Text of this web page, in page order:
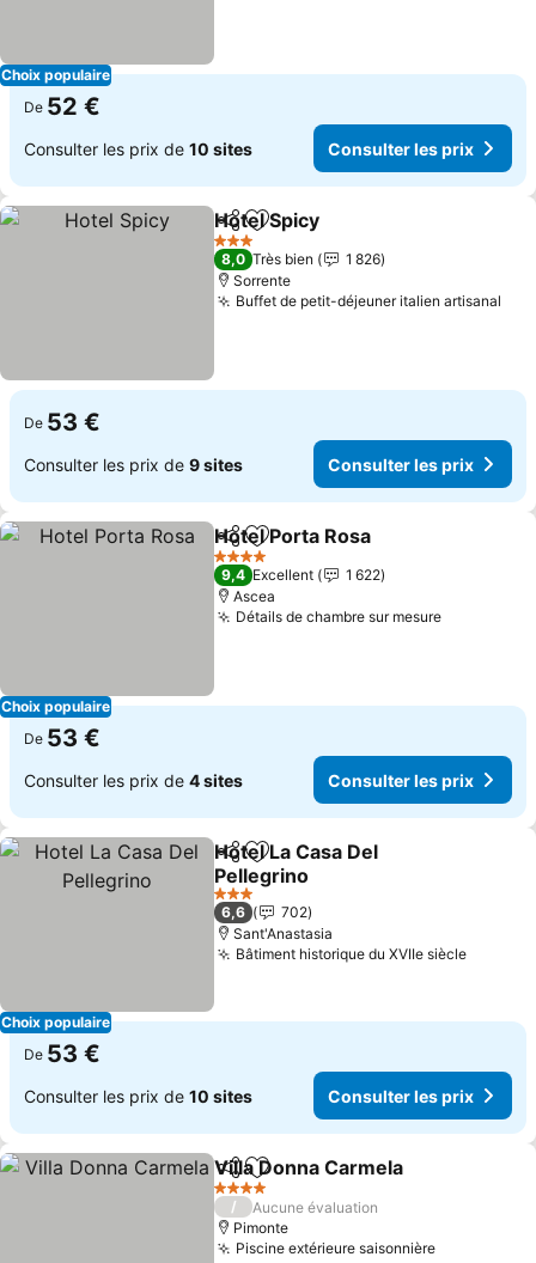
Choix populaire
De 52 €
Consulter les prix de 10 sites Consulter les prix
PartagerAjouter à mes favoris
Hotel Spicy
3 Étoiles
8,0 Très bien
1 826
Sorrente
Buffet de petit-déjeuner italien artisanal
De 53 €
Consulter les prix de 9 sites Consulter les prix
Choix populaire
PartagerAjouter à mes favoris
Hotel Porta Rosa
4 Étoiles
9,4 Excellent
1 622
Ascea
Détails de chambre sur mesure
De 53 €
Consulter les prix de 4 sites Consulter les prix
Choix populaire
PartagerAjouter à mes favoris
Hotel La Casa Del
Pellegrino
3 Étoiles
6,6
702
Sant'Anastasia
Bâtiment historique du XVIIe siècle
De 53 €
Consulter les prix de 10 sites Consulter les prix
PartagerAjouter à mes favoris
Villa Donna Carmela
4 Étoiles
/
Aucune évaluation
Pimonte
Piscine extérieure saisonnière